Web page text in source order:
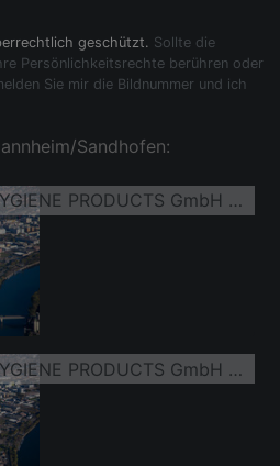
geschützt. Sollte die
Persönlichkeitsrechte berühren oder
Sie mir die Bildnummer und ich
Sandhofen:
Werksgelände SCA HYGIENE PRODUCTS GmbH im Ortsteil Waldhof
Werksgelände SCA HYGIENE PRODUCTS GmbH im Ortsteil Waldhof